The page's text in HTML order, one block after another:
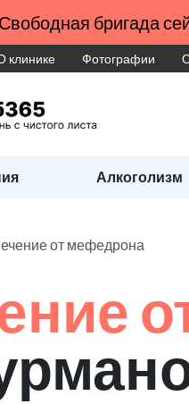
бригада
клинике Фотографии
Алкоголизм
от мефедрона